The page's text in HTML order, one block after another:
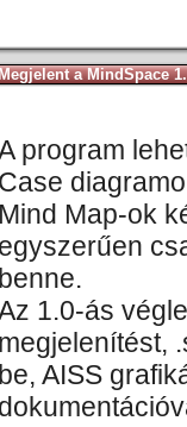
a MindSpace
program
Case
Mind Map-ok
egyszerűen
benne.
1.0-ás
megjelenítést,
be, AISS